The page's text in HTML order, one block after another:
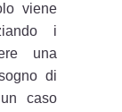
viene
i
una
di
caso